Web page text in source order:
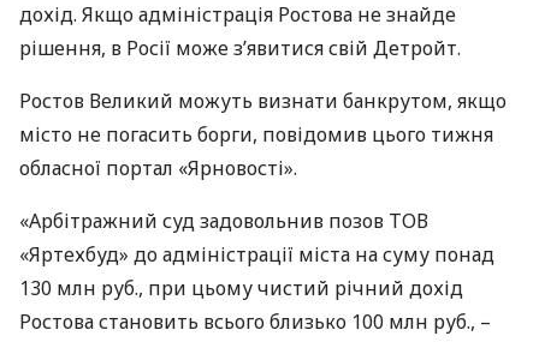
дохід. Якщо адміністрація Ростова не знайде
рішення, в Росії може з’явитися свій Детройт.
Ростов Великий можуть визнати банкрутом, якщо
місто не погасить борги, повідомив цього тижня
обласної портал «Ярновості».
«Арбітражний суд задовольнив позов ТОВ
«Яртехбуд» до адміністрації міста на суму понад
130 млн руб., при цьому чистий річний дохід
Ростова становить всього близько 100 млн руб., –